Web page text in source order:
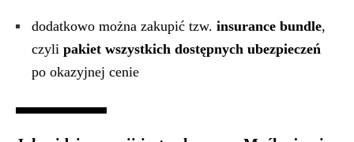
dodatkowo można zakupić tzw. insurance bundle,
czyli pakiet wszystkich dostępnych ubezpieczeń
po okazyjnej cenie